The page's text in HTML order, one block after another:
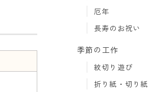
厄年
長寿のお祝い
季節の工作
紋切り遊び
折り紙・切り紙